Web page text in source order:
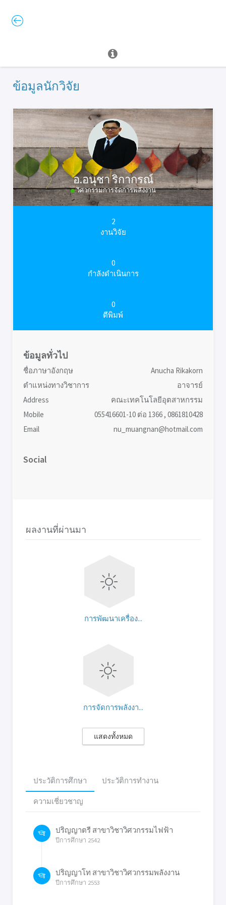
ข้อมูลนักวิจัย
อ.อนุชา ริกากรณ์
วิศวกรรมการจัดการพลังงาน
2
งานวิจัย
0
กำลังดำเนินการ
0
ตีพิมพ์
ข้อมูลทั่วไป
ชื่อภาษาอังกฤษ
Anucha Rikakorn
ตำแหน่งทางวิชาการ
อาจารย์
Address
คณะเทคโนโลยีอุตสาหกรรม
Mobile
055416601-10 ต่อ 1366 , 0861810428
Email
nu_muangnan@hotmail.com
Social
ผลงานที่ผ่านมา
การพัฒนาเครื่อง...
การจัดการพลังงา...
แสดงทั้งหมด
ประวัติการศึกษา ประวัติการทำงาน
ความเชี่ยวชาญ
ปริญญาตรี สาขาวิชาวิศวกรรมไฟฟ้า
ปีการศึกษา 2542
ปริญญาโท สาขาวิชาวิศวกรรมพลังงาน
ปีการศึกษา 2553